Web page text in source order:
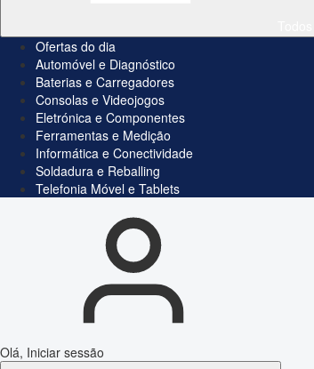
Ofertas do dia
Automóvel e Diagnóstico
Baterias e Carregadores
Consolas e Videojogos
Eletrónica e Componentes
Ferramentas e Medição
Informática e Conectividade
Soldadura e Reballing
Telefonia Móvel e Tablets
Olá, Iniciar sessão